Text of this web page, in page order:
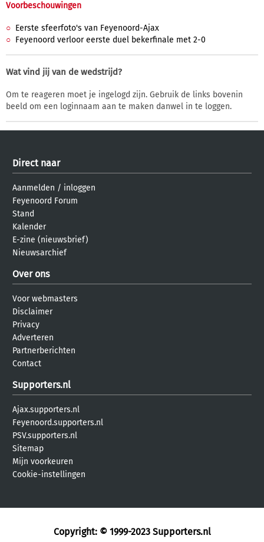
Voorbeschouwingen
Eerste sfeerfoto's van Feyenoord-Ajax
Feyenoord verloor eerste duel bekerfinale met 2-0
Wat vind jij van de wedstrijd?
Om te reageren moet je ingelogd zijn. Gebruik de links bovenin
beeld om een loginnaam aan te maken danwel in te loggen.
Direct naar
Aanmelden / inloggen
Feyenoord Forum
Stand
Kalender
E-zine (nieuwsbrief)
Nieuwsarchief
Over ons
Voor webmasters
Disclaimer
Privacy
Adverteren
Partnerberichten
Contact
Supporters.nl
Ajax.supporters.nl
Feyenoord.supporters.nl
PSV.supporters.nl
Sitemap
Mijn voorkeuren
Cookie-instellingen
Copyright: © 1999-2023 Supporters.nl